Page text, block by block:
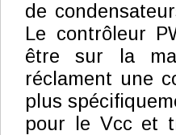
de
Le contrôleur
être sur la
réclament une
plus
pour le Vcc et